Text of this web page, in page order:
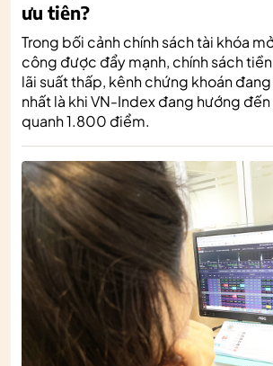
ưu tiên?
Trong bối cảnh chính sách tài khóa
công được đẩy mạnh, chính sách
lãi suất thấp, kênh chứng khoán
nhất là khi VN-Index đang hướng
quanh 1.800 điểm.